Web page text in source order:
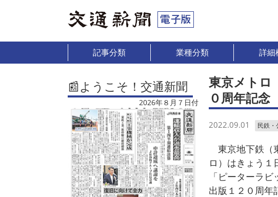
記事分類 業種分類 詳細
📰ようこそ！交通新聞
2026年８月７日付
東京メトロ
０周年記
2022.09.01 民鉄・
東京地下鉄（
ロ）はきょう１
「ピーターラビ
出版１２０周